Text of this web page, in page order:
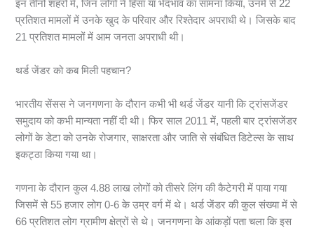
इन तीनों शहरों में, जिन लोगों ने हिंसा या भेदभाव का सामना किया, उनमें से 22
प्रतिशत मामलों में उनके खुद के परिवार और रिश्तेदार अपराधी थे। जिसके बाद
21 प्रतिशत मामलों में आम जनता अपराधी थी।
थर्ड जेंडर को कब मिली पहचान?
भारतीय सेंसस ने जनगणना के दौरान कभी भी थर्ड जेंडर यानी कि ट्रांसजेंडर
समुदाय को कभी मान्यता नहीं दी थी। फिर साल 2011 में, पहली बार ट्रांसजेंडर
लोगों के डेटा को उनके रोजगार, साक्षरता और जाति से संबंधित डिटेल्स के साथ
इकट्ठा किया गया था।
गणना के दौरान कुल 4.88 लाख लोगों को तीसरे लिंग की कैटेगरी में पाया गया
जिसमें से 55 हजार लोग 0-6 के उम्र वर्ग में थे। थर्ड जेंडर की कुल संख्या में से
66 प्रतिशत लोग ग्रामीण क्षेत्रों से थे। जनगणना के आंकड़ों पता चला कि इस